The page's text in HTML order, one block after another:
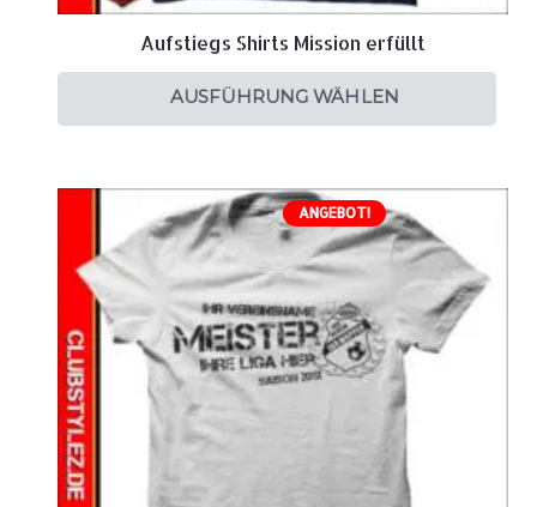
Aufstiegs Shirts Mission erfüllt
AUSFÜHRUNG WÄHLEN
ANGEBOT!